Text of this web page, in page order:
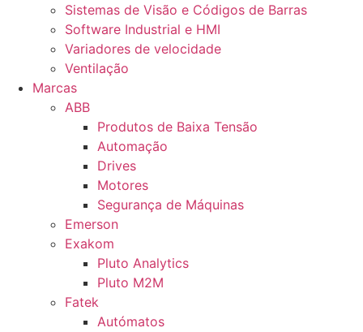
Sistemas de Visão e Códigos de Barras
Software Industrial e HMI
Variadores de velocidade
Ventilação
Marcas
ABB
Produtos de Baixa Tensão
Automação
Drives
Motores
Segurança de Máquinas
Emerson
Exakom
Pluto Analytics
Pluto M2M
Fatek
Autómatos